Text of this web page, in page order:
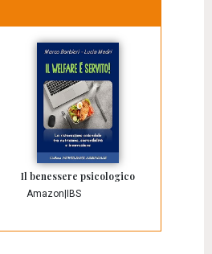
Il benessere psicologico
Amazon IBS